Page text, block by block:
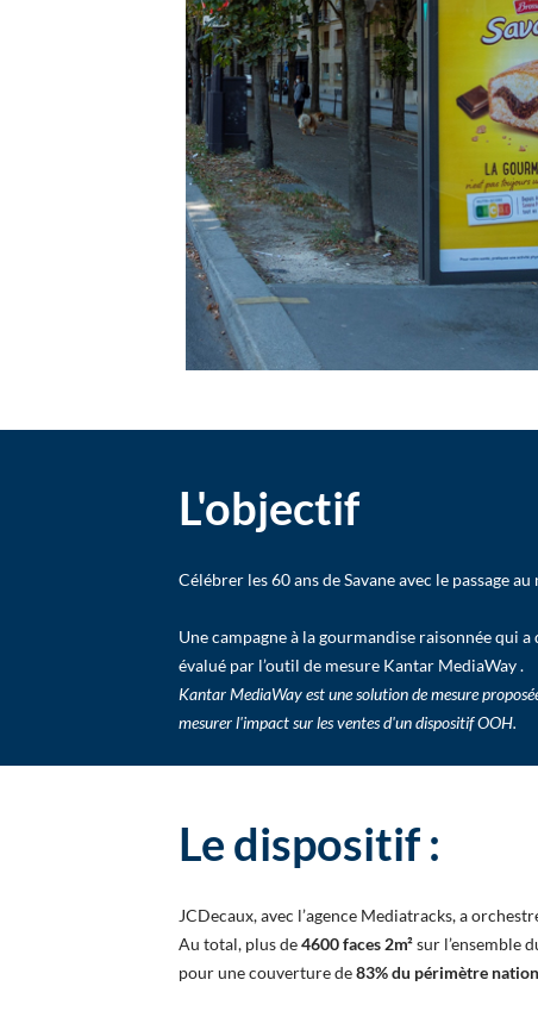
L'objectif
Célébrer les 60 ans de Savane avec le passage
Une campagne à la gourmandise raisonnée qui
évalué par l’outil de mesure Kantar MediaWay .
Kantar MediaWay est une solution de mesure
mesurer l'impact sur les ventes d'un dispositif OOH.
Le dispositif :
JCDecaux, avec l’agence Mediatracks, a
Au total, plus de4600 faces 2m²sur l’ensemble
pour une couverture de83% du périmètre